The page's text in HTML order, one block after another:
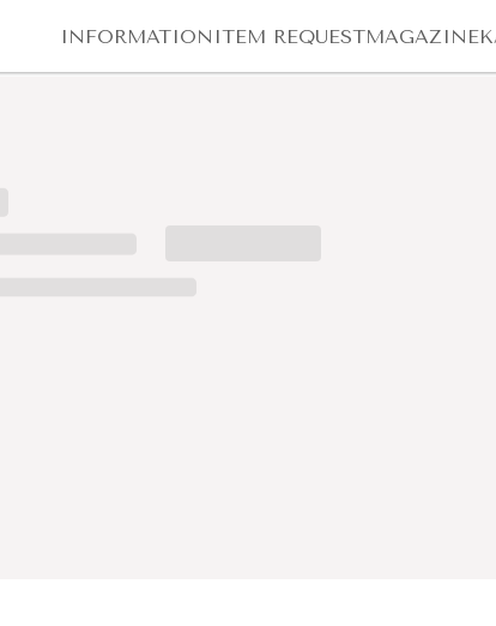
INFORMATION ITEM REQUESTMAGAZINE